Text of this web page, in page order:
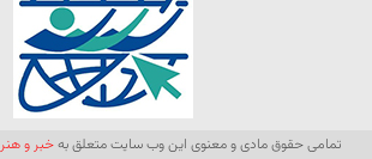
تمامی حقوق مادی و معنوی این وب سایت متعلق بهخبر و هنر